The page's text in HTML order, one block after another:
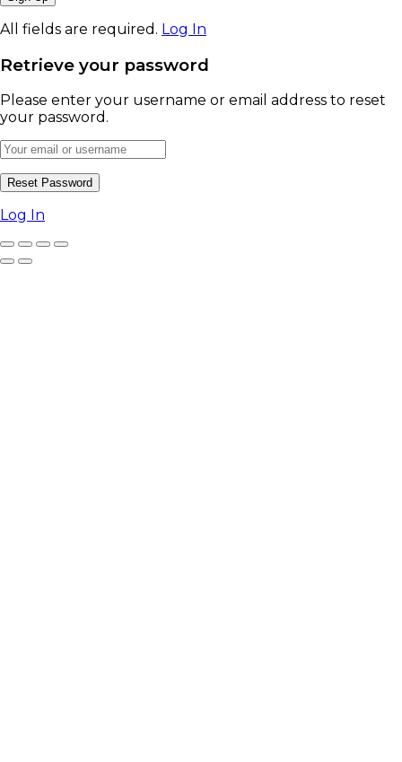
All fields are required. Log In
Retrieve your password
Please enter your username or email address to reset
your password.
Log In